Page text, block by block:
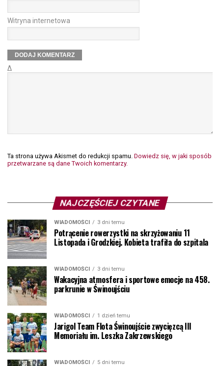
Witryna internetowa
Δ
Ta strona używa Akismet do redukcji spamu. Dowiedz się, w jaki sposób
przetwarzane są dane Twoich komentarzy.
NAJCZĘŚCIEJ CZYTANE
WIADOMOŚCI 3 dni temu
Potrącenie rowerzystki na skrzyżowaniu 11
Listopada i Grodzkiej. Kobieta trafiła do szpitala
WIADOMOŚCI 3 dni temu
Wakacyjna atmosfera i sportowe emocje na 458.
parkrunie w Świnoujściu
WIADOMOŚCI 1 dzień temu
Jarigol Team Flota Świnoujście zwycięzcą III
Memoriału im. Leszka Zakrzewskiego
WIADOMOŚCI 5 dni temu